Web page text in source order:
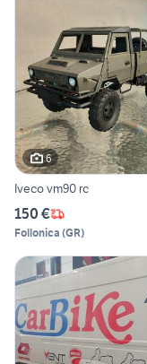
6
Iveco vm90 rc
150 €
Follonica (GR)